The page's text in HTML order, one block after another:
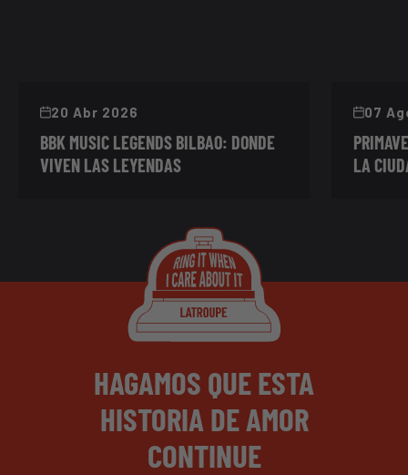
20 Abr 2026
BBK MUSIC LEGENDS BILBAO: DONDE
VIVEN LAS LEYENDAS
07
LA
HAGAMOS QUE ESTA
HISTORIA DE AMOR
CONTINUE